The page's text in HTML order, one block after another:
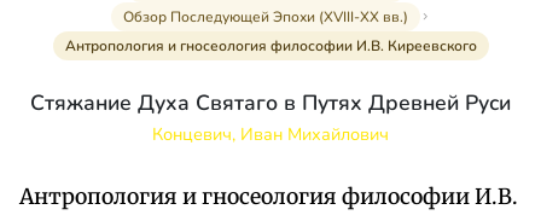
Обзор Последующей Эпохи (ХVIII-ХХ вв.)
Антропология и гносеология философии И.В. Киреевского
Стяжание Духа Святаго в Путях Древней Руси
Концевич, Иван Михайлович
Антропология и гносеология философии И.В.